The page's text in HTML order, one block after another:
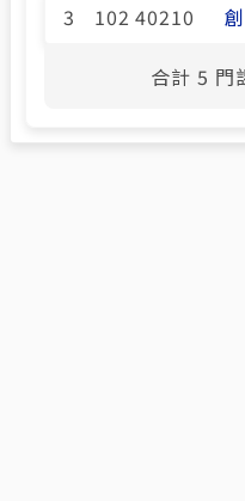
3
102 40210
合計 5 門